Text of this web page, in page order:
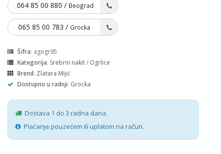
064 85 00 880 / Beograd
065 85 00 783 / Grocka
Šifra: agogr95
Kategorija: Srebrni nakit/ Ogrlice
Brend: Zlatara Mijić
Dostupno u radnji: Grocka
Dostava 1 do 3 radna dana.
Plaćanje pouzećem ili uplatom na račun.